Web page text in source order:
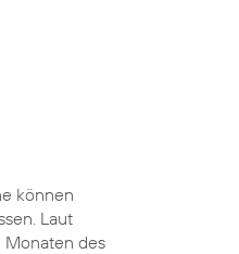
können
Laut
Monaten des